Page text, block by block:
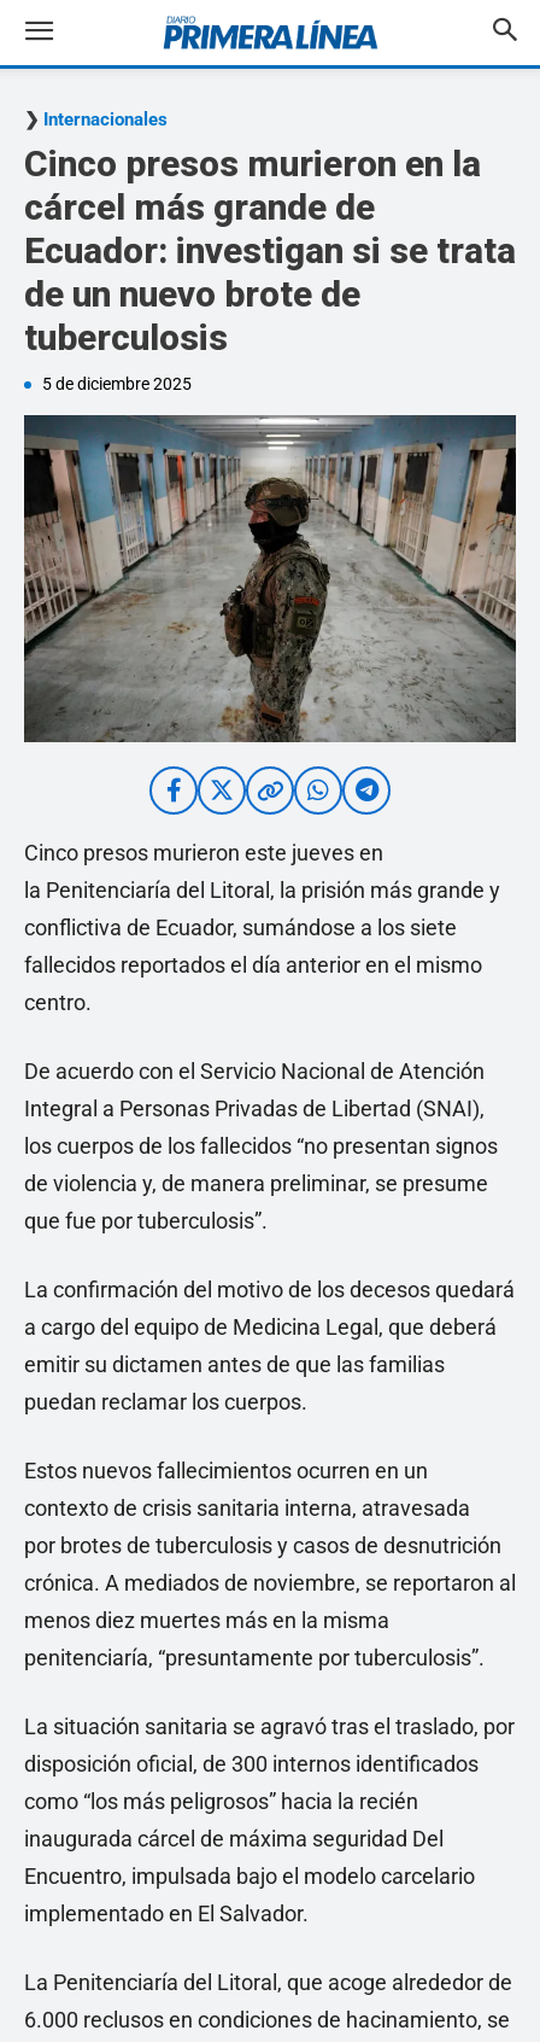
Internacionales
Cinco presos murieron en la
cárcel más grande de
Ecuador: investigan si se trata
de un nuevo brote de
tuberculosis
5 de diciembre 2025
Cinco presos murieron este jueves en
la Penitenciaría del Litoral, la prisión más grande y
conflictiva de Ecuador, sumándose a los siete
fallecidos reportados el día anterior en el mismo
centro.
De acuerdo con el Servicio Nacional de Atención
Integral a Personas Privadas de Libertad (SNAI),
los cuerpos de los fallecidos “no presentan signos
de violencia y, de manera preliminar, se presume
que fue por tuberculosis”.
La confirmación del motivo de los decesos quedará
a cargo del equipo de Medicina Legal, que deberá
emitir su dictamen antes de que las familias
puedan reclamar los cuerpos.
Estos nuevos fallecimientos ocurren en un
contexto de crisis sanitaria interna, atravesada
por brotes de tuberculosis y casos de desnutrición
crónica. A mediados de noviembre, se reportaron al
menos diez muertes más en la misma
penitenciaría, “presuntamente por tuberculosis”.
La situación sanitaria se agravó tras el traslado, por
disposición oficial, de 300 internos identificados
como “los más peligrosos” hacia la recién
inaugurada cárcel de máxima seguridad Del
Encuentro, impulsada bajo el modelo carcelario
implementado en El Salvador.
La Penitenciaría del Litoral, que acoge alrededor de
6.000 reclusos en condiciones de hacinamiento, se